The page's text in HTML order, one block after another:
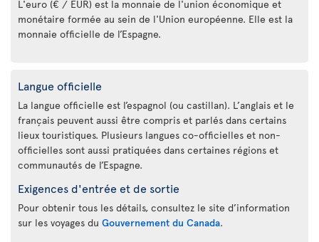
L'euro (€ / EUR) est la monnaie de l'union économique et
monétaire formée au sein de l'Union européenne. Elle est la
monnaie officielle de l’Espagne.
Langue officielle
La langue officielle est l’espagnol (ou castillan). L’anglais et le
français peuvent aussi être compris et parlés dans certains
lieux touristiques. Plusieurs langues co-officielles et non-
officielles sont aussi pratiquées dans certaines régions et
communautés de l’Espagne.
Exigences d'entrée et de sortie
Pour obtenir tous les détails, consultez le site d’information
sur les voyages du Gouvernement du Canada.